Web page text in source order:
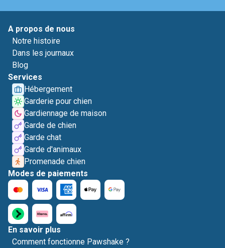
A propos de nous
Notre histoire
Dans les journaux
Blog
Services
Hébergement
Garderie pour chien
Gardiennage de maison
Garde de chien
Garde chat
Garde d'animaux
Promenade chien
Modes de paiements
En savoir plus
Comment fonctionne Pawshake ?